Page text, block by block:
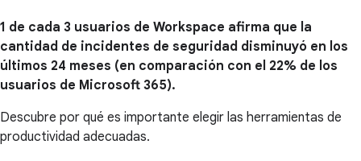
1 de cada 3 usuarios de Workspace afirma que la
cantidad de incidentes de seguridad disminuyó en los
últimos 24 meses (en comparación con el 22% de los
usuarios de Microsoft 365).
Descubre por qué es importante elegir las herramientas de
productividad adecuadas.